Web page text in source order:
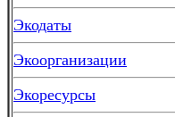
Экодаты
Экоорганизации
Экоресурсы